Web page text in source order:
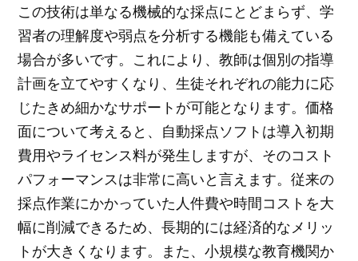
この技術は単なる機械的な採点にとどまらず、学
習者の理解度や弱点を分析する機能も備えている
場合が多いです。これにより、教師は個別の指導
計画を立てやすくなり、生徒それぞれの能力に応
じたきめ細かなサポートが可能となります。価格
面について考えると、自動採点ソフトは導入初期
費用やライセンス料が発生しますが、そのコスト
パフォーマンスは非常に高いと言えます。従来の
採点作業にかかっていた人件費や時間コストを大
幅に削減できるため、長期的には経済的なメリッ
トが大きくなります。また、小規模な教育機関か